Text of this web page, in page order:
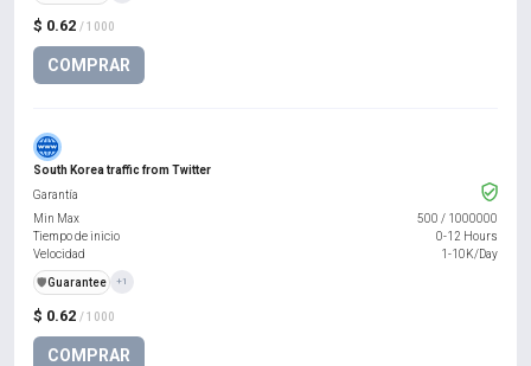
$ 0.62 / 1000
COMPRAR
South Korea traffic from Twitter
$ 0.62 / 1000
COMPRAR
Garantía
Min Max
500 / 1000000
Tiempo de inicio
0-12 Hours
Velocidad
1-10K/Day
️🛡️Guarantee +1